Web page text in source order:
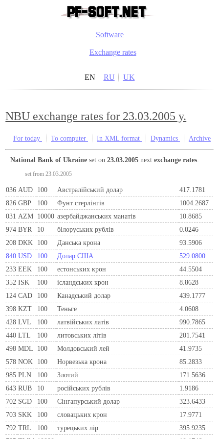
Software
Exchange rates
EN RU UK
NBU exchange rates for 23.03.2005 y.
For today To computer In XML format Dynamics Archive
National Bank of Ukraine set on23.03.2005 nextexchange rates:
set from 23.03.2005
036 AUD 100 Австралійський долар
417.1781
826 GBP 100 Фунт стерлінгів
1004.2687
031 AZM 10000 азербайджанських манатів
10.8685
974 BYR 10 білоруських рублів
0.0246
208 DKK 100 Данська крона
93.5906
840 USD 100 Долар США
529.0800
233 EEK 100 естонських крон
44.5504
352 ISK 100 ісландських крон
8.8628
124 CAD 100 Канадський долар
439.1777
398 KZT 100 Теньге
4.0608
428 LVL 100 латвійських латів
990.7865
440 LTL 100 литовських літів
201.7541
498 MDL 100 Молдовський лей
41.9735
578 NOK 100 Норвезька крона
85.2833
985 PLN 100 Злотий
171.5636
643 RUB 10 російських рублів
1.9186
702 SGD 100 Сінгапурський долар
323.6433
703 SKK 100 словацьких крон
17.9771
792 TRL 100 турецьких лір
395.9235